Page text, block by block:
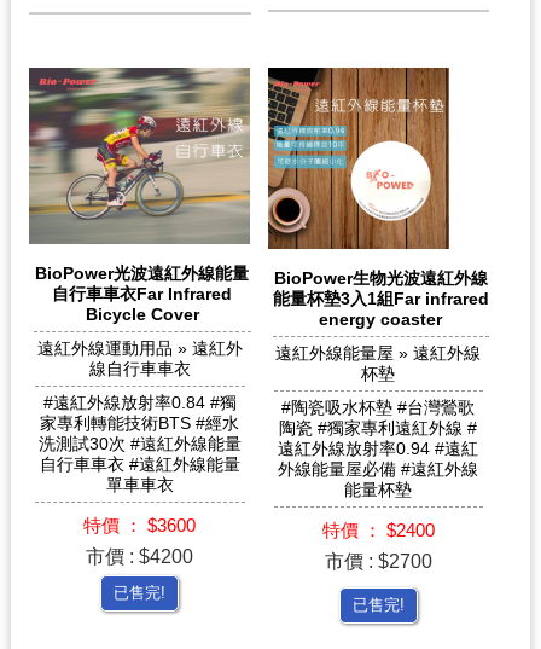
BioPower光波遠紅外線能量
自行車車衣Far Infrared
Bicycle Cover
遠紅外線運動用品 » 遠紅外
線自行車車衣
#遠紅外線放射率0.84 #獨
家專利轉能技術BTS #經水
洗測試30次 #遠紅外線能量
自行車車衣 #遠紅外線能量
單車車衣
特價 ： $3600
市價 : $4200
已售完!
BioPower生物光波遠紅外線
能量杯墊3入1組Far infrared
energy coaster
遠紅外線能量屋 » 遠紅外線
杯墊
#陶瓷吸水杯墊 #台灣鶯歌
陶瓷 #獨家專利遠紅外線 #
遠紅外線放射率0.94 #遠紅
外線能量屋必備 #遠紅外線
能量杯墊
特價 ： $2400
市價 : $2700
已售完!